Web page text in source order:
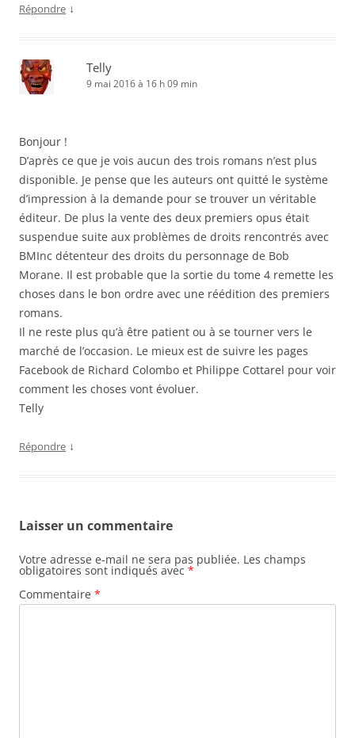
Répondre ↓
Telly
9 mai 2016 à 16 h 09 min
Bonjour !
D’après ce que je vois aucun des trois romans n’est plus
disponible. Je pense que les auteurs ont quitté le système
d’impression à la demande pour se trouver un véritable
éditeur. De plus la vente des deux premiers opus était
suspendue suite aux problèmes de droits rencontrés avec
BMInc détenteur des droits du personnage de Bob
Morane. Il est probable que la sortie du tome 4 remette les
choses dans le bon ordre avec une réédition des premiers
romans.
Il ne reste plus qu’à être patient ou à se tourner vers le
marché de l’occasion. Le mieux est de suivre les pages
Facebook de Richard Colombo et Philippe Cottarel pour voir
comment les choses vont évoluer.
Telly
Répondre ↓
Laisser un commentaire
Votre adresse e-mail ne sera pas publiée. Les champs
obligatoires sont indiqués avec *
Commentaire *